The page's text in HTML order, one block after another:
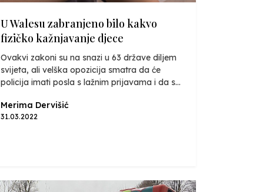
U Walesu zabranjeno bilo kakvo
fizičko kažnjavanje djece
Ovakvi zakoni su na snazi u 63 države diljem
svijeta, ali velška opozicija smatra da će
policija imati posla s lažnim prijavama i da s...
Merima Dervišić
31.03.2022